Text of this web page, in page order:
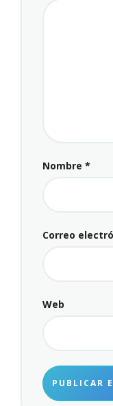
Nombre *
Correo
Web